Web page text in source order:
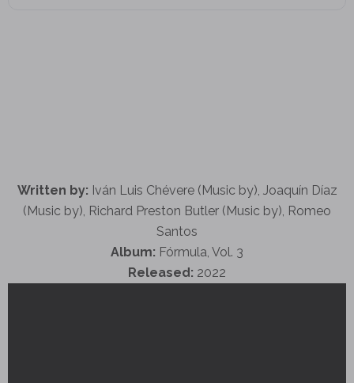
Written by: Iván Luis Chévere (Music by), Joaquín Díaz
(Music by), Richard Preston Butler (Music by), Romeo
Santos
Album: Fórmula, Vol. 3
Released: 2022